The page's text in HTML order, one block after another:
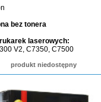
bez tonera
laserowych:
V2, C7350, C7500
produkt niedostępny